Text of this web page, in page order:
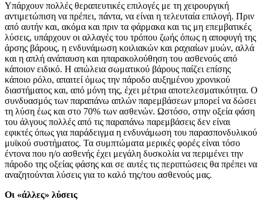
Υπάρχουν πολλές θεραπευτικές επιλογές με τη χειρουργική
αντιμετώπιση να πρέπει, πάντα, να είναι η τελευταία επιλογή. Πριν
από αυτήν και, ακόμα και πριν τα φάρμακα και τις μη επεμβατικές
λύσεις, υπάρχουν οι αλλαγές του τρόπου ζωής όπως η αποφυγή της
άρσης βάρους, η ενδυνάμωση κοιλιακών και ραχιαίων μυών, αλλά
και η απλή ανάπαυση και ηπαρακολούθηση του ασθενούς από
κάποιον ειδικό. Η απώλεια σωματικού βάρους παίζει επίσης
κάποιο ρόλο, απαιτεί όμως την πάροδο αυξημένου χρονικού
διαστήματος και, από μόνη της, έχει μέτρια αποτελεσματικότητα. Ο
συνδυασμός των παραπάνω απλών παρεμβάσεων μπορεί να δώσει
τη λύση έως και στο 70% των ασθενών. Ωστόσο, στην οξεία φάση
του άλγους πολλές από τις παραπάνω παρεμβάσεις δεν είναι
εφικτές όπως για παράδειγμα η ενδυνάμωση του παρασπονδυλικού
μυϊκού συστήματος. Τα συμπτώματα μερικές φορές είναι τόσο
έντονα που η/ο ασθενής έχει μεγάλη δυσκολία να περιμένει την
πάροδο της οξείας φάσης και σε αυτές τις περιπτώσεις θα πρέπει να
αναζητούνται λύσεις για το καλό της/του ασθενούς μας.
Οι «άλλες» λύσεις